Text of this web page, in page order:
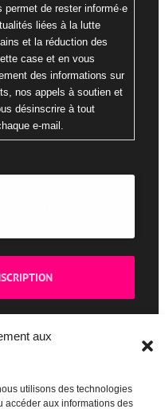
aux
utilisons des technologies
accéder aux informations des
permet de rester informé·e
liées à la lutte
et la réduction des
case et en vous
des informations sur
nos appels à soutien et
désinscrire à tout
e-mail.
reCaptcha.